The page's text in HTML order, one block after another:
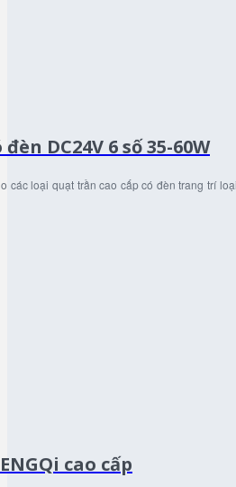
DC24V 6 số 35-60W
các loại quạt trần cao cấp có đèn trang trí
cao cấp